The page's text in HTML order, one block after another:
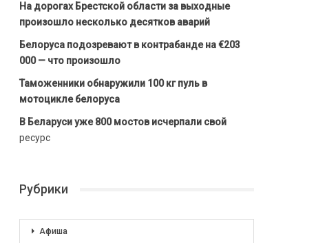
На дорогах Брестской области за выходные
произошло несколько десятков аварий
Белоруса подозревают в контрабанде на €203
000 — что произошло
Таможенники обнаружили 100 кг пуль в
мотоцикле белоруса
В Беларуси уже 800 мостов исчерпали свой
ресурс
Рубрики
Афиша